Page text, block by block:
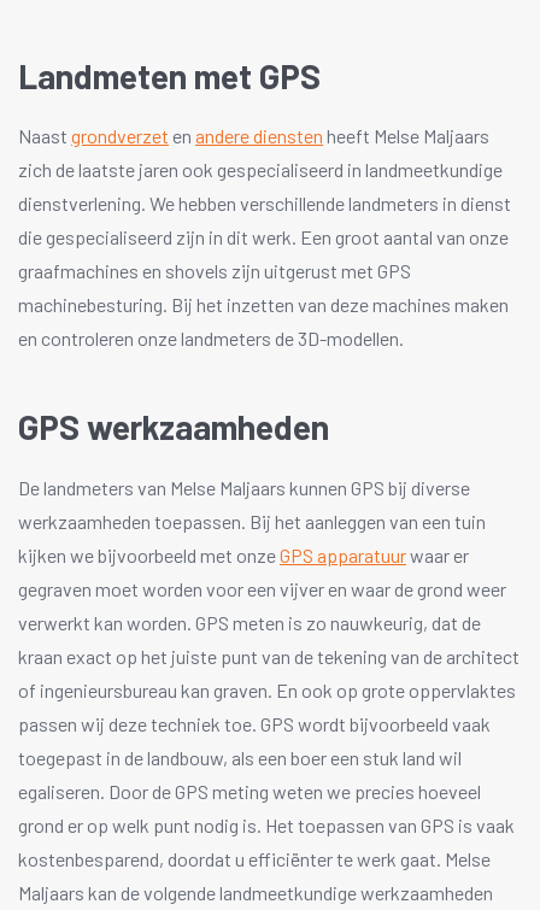
Landmeten met GPS
Naast grondverzet en andere diensten heeft Melse Maljaars
zich de laatste jaren ook gespecialiseerd in landmeetkundige
dienstverlening. We hebben verschillende landmeters in dienst
die gespecialiseerd zijn in dit werk. Een groot aantal van onze
graafmachines en shovels zijn uitgerust met GPS
machinebesturing. Bij het inzetten van deze machines maken
en controleren onze landmeters de 3D-modellen.
GPS werkzaamheden
De landmeters van Melse Maljaars kunnen GPS bij diverse
werkzaamheden toepassen. Bij het aanleggen van een tuin
kijken we bijvoorbeeld met onzeGPS apparatuurwaar er
gegraven moet worden voor een vijver en waar de grond weer
verwerkt kan worden. GPS meten is zo nauwkeurig, dat de
kraan exact op het juiste punt van de tekening van de architect
of ingenieursbureau kan graven. En ook op grote oppervlaktes
passen wij deze techniek toe. GPS wordt bijvoorbeeld vaak
toegepast in de landbouw, als een boer een stuk land wil
egaliseren. Door de GPS meting weten we precies hoeveel
grond er op welk punt nodig is. Het toepassen van GPS is vaak
kostenbesparend, doordat u efficiënter te werk gaat. Melse
Maljaars kan de volgende landmeetkundige werkzaamheden